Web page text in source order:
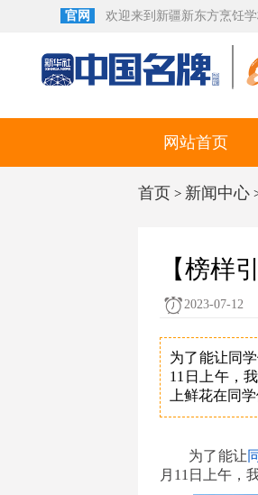
官网 欢迎来到新疆新东方烹饪学
网站首页
首页 > 新闻中心
【榜样
2023-07-12
为了能让同
11日上午，
上鲜花在同
为了能让
月11日上午，